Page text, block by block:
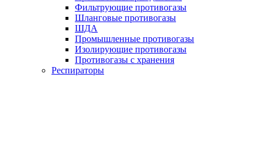
Фильтрующие противогазы
Шланговые противогазы
ШДА
Промышленные противогазы
Изолирующие противогазы
Противогазы с хранения
Респираторы